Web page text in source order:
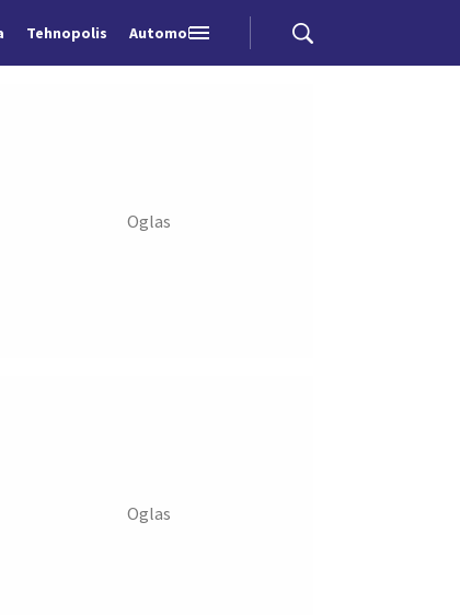
Tehnopolis Automobili